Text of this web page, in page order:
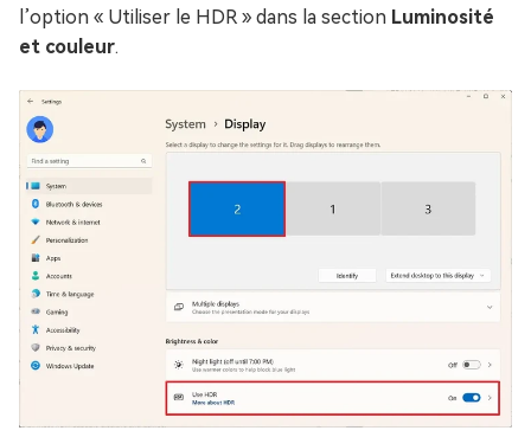
l’option « Utiliser le HDR » dans la section Luminosité
et couleur.